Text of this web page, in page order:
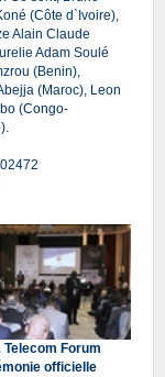
(Côte d`Ivoire),
Alain Claude
Adam Soulé
(Benin),
(Maroc), Leon
(Congo-
Forum
officielle